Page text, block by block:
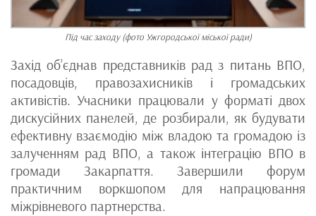
Під час заходу (фото Ужгородської міської ради)
Захід об’єднав представників рад з питань ВПО,
посадовців, правозахисників і громадських
активістів. Учасники працювали у форматі двох
дискусійних панелей, де розбирали, як будувати
ефективну взаємодію між владою та громадою із
залученням рад ВПО, а також інтеграцію ВПО в
громади Закарпаття. Завершили форум
практичним воркшопом для напрацювання
міжрівневого партнерства.